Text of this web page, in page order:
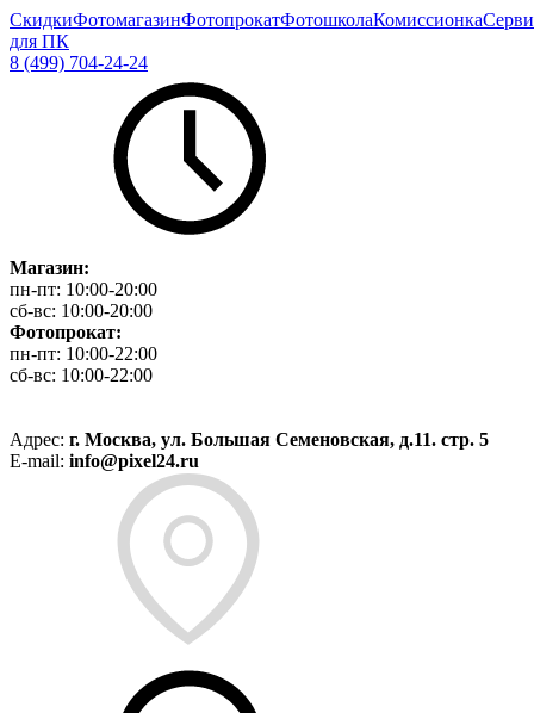
СкидкиФотомагазинФотопрокатФотошколаКомиссионка
для ПК
8 (499) 704-24-24
Магазин:
пн-пт: 10:00-20:00
сб-вс: 10:00-20:00
Фотопрокат:
пн-пт: 10:00-22:00
сб-вс: 10:00-22:00
Адрес: г. Москва, ул. Большая Семеновская, д.11. стр. 5
E-mail: info@pixel24.ru